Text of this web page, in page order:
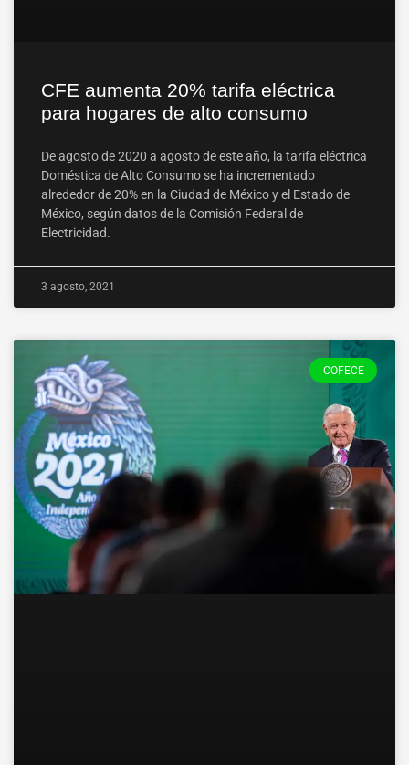
CFE aumenta 20% tarifa eléctrica
para hogares de alto consumo
De agosto de 2020 a agosto de este año, la tarifa eléctrica
Doméstica de Alto Consumo se ha incrementado
alrededor de 20% en la Ciudad de México y el Estado de
México, según datos de la Comisión Federal de
Electricidad.
3 agosto, 2021
COFECE